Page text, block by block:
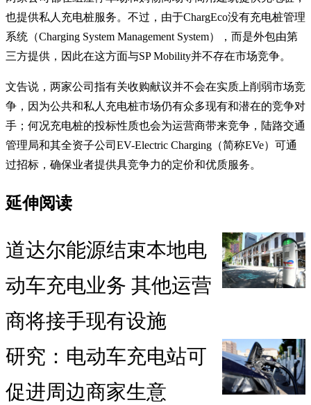
也提供私人充电桩服务。不过，由于ChargEco没有充电桩管理
系统（Charging System Management System），而是外包由第
三方提供，因此在这方面与SP Mobility并不存在市场竞争。
文告说，两家公司指有关收购献议并不会在实质上削弱市场竞
争，因为公共和私人充电桩市场仍有众多现有和潜在的竞争对
手；何况充电桩的投标性质也会为运营商带来竞争，陆路交通
管理局和其全资子公司EV-Electric Charging（简称EVe）可通
过招标，确保业者提供具竞争力的定价和优质服务。
延伸阅读
道达尔能源结束本地电
动车充电业务 其他运营
商将接手现有设施
研究：电动车充电站可
促进周边商家生意